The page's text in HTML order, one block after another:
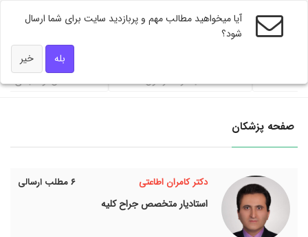
محاسبه گر فشار خون
شاخص توده بندی BMI
صفحه پزشکان
دکتر کامران اطاعتی ۶ مطلب ارسالی
استاديار متخصص جراح کلیه
آیا میخواهید مطالب مهم و پربازدید سایت برای شما ارسال
شود؟
بله
خیر